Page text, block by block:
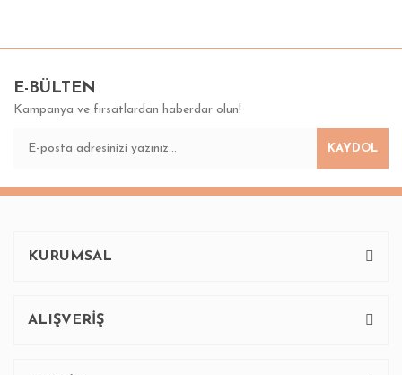
E-BÜLTEN
Kampanya ve fırsatlardan haberdar olun!
KAYDOL
KURUMSAL
ALIŞVERİŞ